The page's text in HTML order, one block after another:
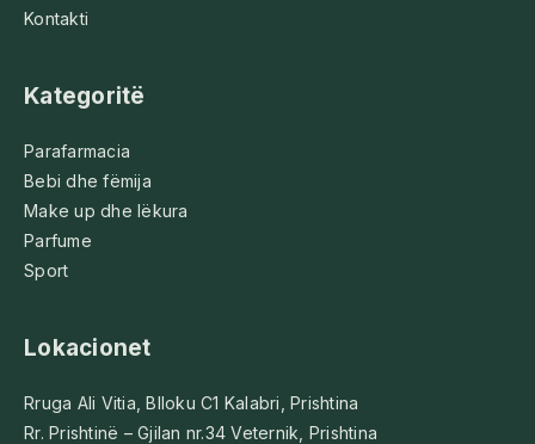
Kontakti
Kategoritë
Parafarmacia
Bebi dhe fëmija
Make up dhe lëkura
Parfume
Sport
Lokacionet
Rruga Ali Vitia, Blloku C1 Kalabri, Prishtina
Rr. Prishtinë – Gjilan nr.34 Veternik, Prishtina